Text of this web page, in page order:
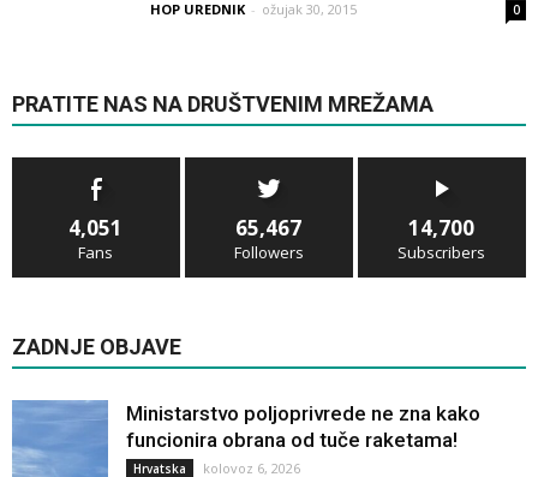
HOP UREDNIK - ožujak 30, 2015 0
PRATITE NAS NA DRUŠTVENIM MREŽAMA
4,051
Fans
65,467
Followers
14,700
Subscribers
ZADNJE OBJAVE
Ministarstvo poljoprivrede ne zna kako
funcionira obrana od tuče raketama!
Hrvatska kolovoz 6, 2026